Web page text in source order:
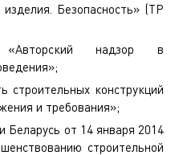
Безопасность» (ТР
надзор в
строительных конструкций
и требования»;
Беларусь от 14 января 2014
строительной